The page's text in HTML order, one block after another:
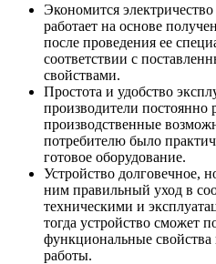
Экономится
работает на основе
после проведения ее
соответствии с
свойствами.
Простота и удобство
производители постоянно
производственные
потребителю было
готовое оборудование.
Устройство долговечное,
ним правильный уход в
техническими и
тогда устройство сможет
функциональные
работы.